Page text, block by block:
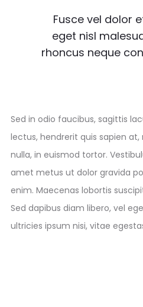
Fusce vel dolor
eget nisl
rhoncus neque
Sed in odio faucibus, sagittis
lectus, hendrerit quis sapien
nulla, in euismod tortor.
amet metus ut dolor gravida
enim. Maecenas lobortis
Sed dapibus diam libero, vel
ultricies ipsum nisi, vitae